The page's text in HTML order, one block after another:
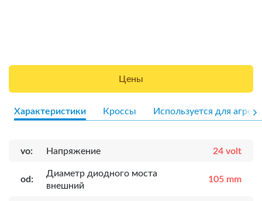
Цены
Характеристики Кроссы Используется для
vo: Напряжение 24 volt
od:
Диаметр диодного моста
внешний
105 mm